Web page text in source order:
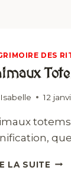
DES
Isabelle 12
LA SUITE